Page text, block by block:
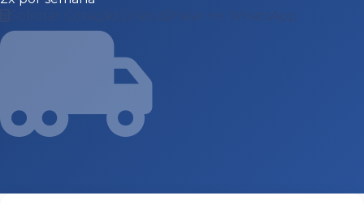
Falar no WhatsApp